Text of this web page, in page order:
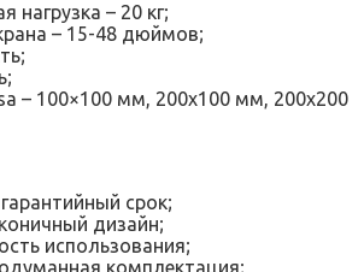
нагрузка – 20 кг;
– 15-48 дюймов;
– 100×100 мм, 200х100 мм, 200х200
срок;
дизайн;
использования;
комплектация;